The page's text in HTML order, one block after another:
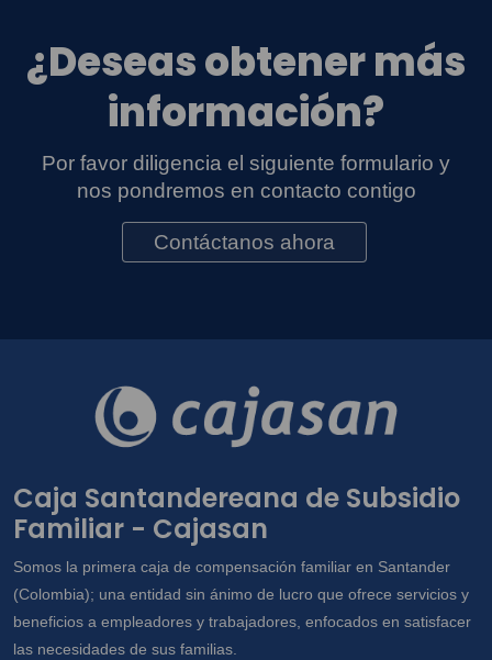
¿Deseas obtener más
información?
Por favor diligencia el siguiente formulario y
nos pondremos en contacto contigo
Contáctanos ahora
Caja Santandereana de Subsidio
Familiar - Cajasan
Somos la primera caja de compensación familiar en Santander
(Colombia); una entidad sin ánimo de lucro que ofrece servicios y
beneficios a empleadores y trabajadores, enfocados en satisfacer
las necesidades de sus familias.